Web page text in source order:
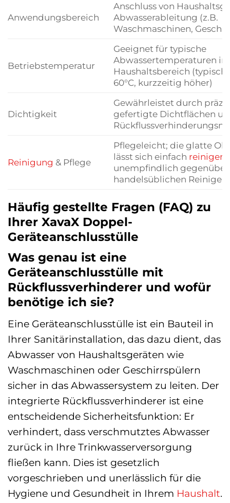
Anwendungsbereich
Anschluss von
Abwasserableitung (z.B.
Waschmaschinen,
Betriebstemperatur
Geeignet für typische
Abwassertemperaturen im
Haushaltsbereich
60°C, kurzzeitig höher)
Dichtigkeit
Gewährleistet durch
gefertigte Dichtflächen
Reinigung & Pflege
Pflegeleicht; die glatte
lässt sich einfach reinigen
unempfindlich gegenüber
handelsüblichen
Häufig gestellte Fragen (FAQ) zu
Ihrer XavaX Doppel-
Geräteanschlusstülle
Was genau ist eine
Geräteanschlusstülle mit
Rückflussverhinderer und wofür
benötige ich sie?
Eine Geräteanschlusstülle ist ein Bauteil in
Ihrer Sanitärinstallation, das dazu dient, das
Abwasser von Haushaltsgeräten wie
Waschmaschinen oder Geschirrspülern
sicher in das Abwassersystem zu leiten. Der
integrierte Rückflussverhinderer ist eine
entscheidende Sicherheitsfunktion: Er
verhindert, dass verschmutztes Abwasser
zurück in Ihre Trinkwasserversorgung
fließen kann. Dies ist gesetzlich
vorgeschrieben und unerlässlich für die
Hygiene und Gesundheit in Ihrem Haushalt.